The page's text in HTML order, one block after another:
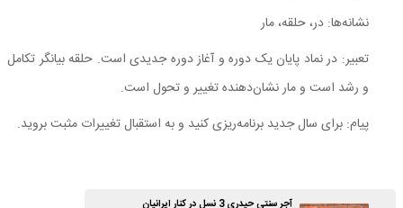
نشانه‌ها: در، حلقه، مار
تعبیر: در نماد پایان یک دوره و آغاز دوره جدیدی است. حلقه بیانگر تکامل
و رشد است و مار نشان‌دهنده تغییر و تحول است.
پیام: برای سال جدید برنامه‌ریزی کنید و به استقبال تغییرات مثبت بروید.
آجر سنتی حیدری 3 نسل در کنار ایرانیان